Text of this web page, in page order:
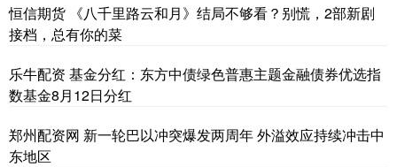
恒信期货 《八千里路云和月》结局不够看？别慌，2部新剧
接档，总有你的菜
乐牛配资 基金分红：东方中债绿色普惠主题金融债券优选指
数基金8月12日分红
郑州配资网 新一轮巴以冲突爆发两周年 外溢效应持续冲击中
东地区